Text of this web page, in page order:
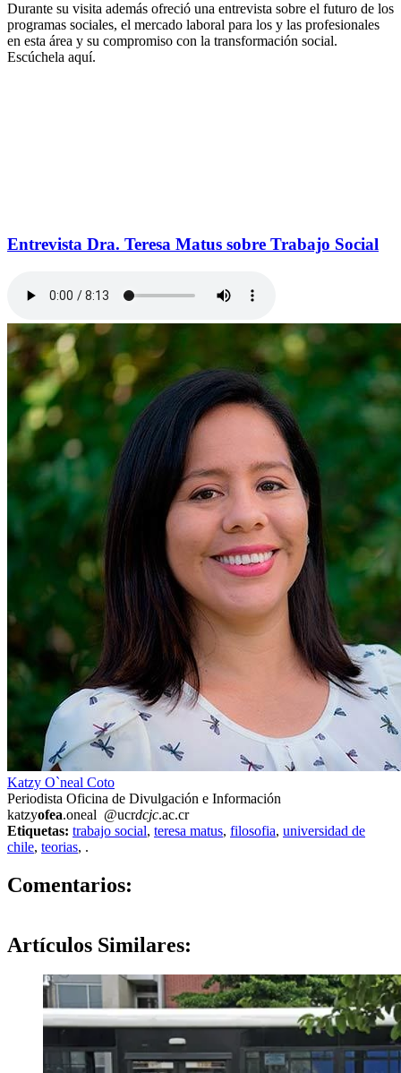
Durante su visita además ofreció una entrevista sobre el futuro de los
programas sociales, el mercado laboral para los y las profesionales
en esta área y su compromiso con la transformación social.
Escúchela aquí.
Entrevista Dra. Teresa Matus sobre Trabajo Social
Katzy O`neal Coto
Periodista Oficina de Divulgación e Información
katzyofea.oneal @ucrdcjc.ac.cr
Etiquetas: trabajo social, teresa matus, filosofia, universidad de
chile, teorias, .
Comentarios:
Artículos Similares: